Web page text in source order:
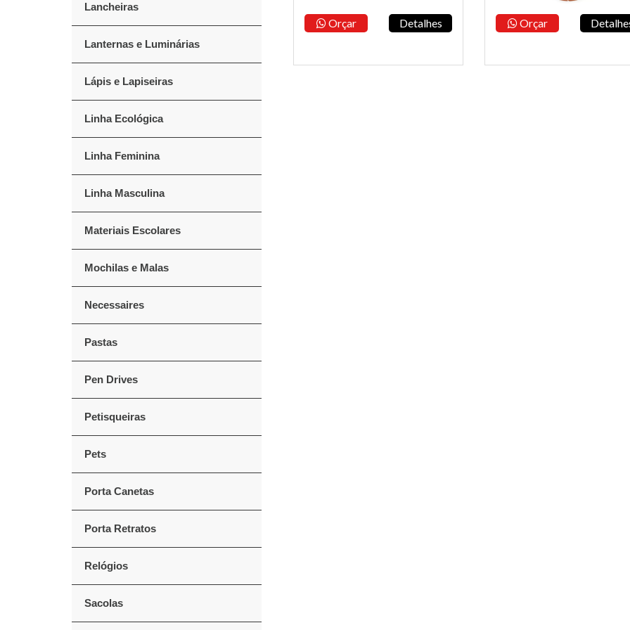
Lancheiras
Lanternas e Luminárias
Lápis e Lapiseiras
Linha Ecológica
Linha Feminina
Linha Masculina
Materiais Escolares
Mochilas e Malas
Necessaires
Pastas
Pen Drives
Petisqueiras
Pets
Porta Canetas
Porta Retratos
Relógios
Sacolas
Orçar Detalhes Orçar